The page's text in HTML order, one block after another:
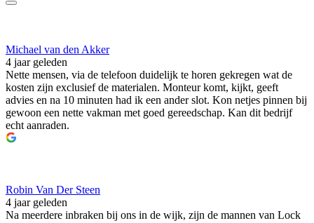
Michael van den Akker
4 jaar geleden
Nette mensen, via de telefoon duidelijk te horen gekregen wat de
kosten zijn exclusief de materialen. Monteur komt, kijkt, geeft
advies en na 10 minuten had ik een ander slot. Kon netjes pinnen bij
gewoon een nette vakman met goed gereedschap. Kan dit bedrijf
echt aanraden.
Robin Van Der Steen
4 jaar geleden
Na meerdere inbraken bij ons in de wijk, zijn de mannen van Lock